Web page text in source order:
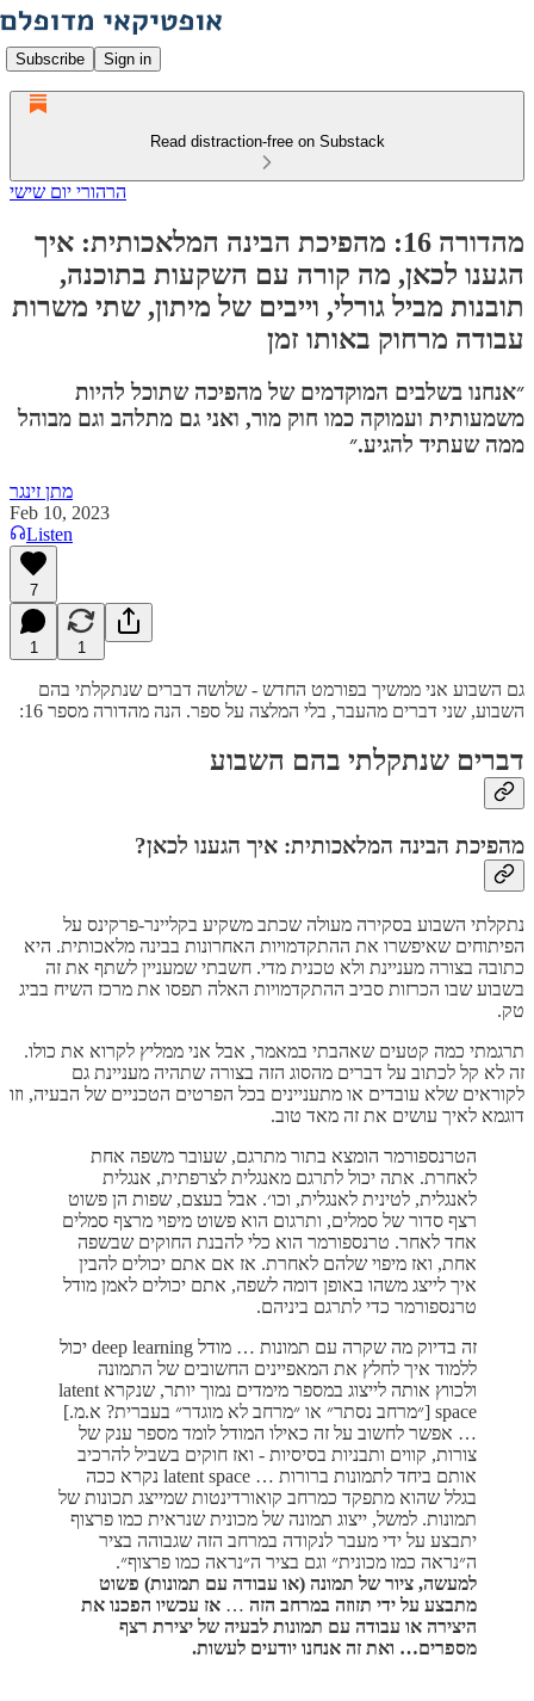
Subscribe Sign in
Read distraction-free on Substack
הרהורי יום שישי
מהדורה 16: מהפיכת הבינה המלאכותית: איך
הגענו לכאן, מה קורה עם השקעות בתוכנה,
תובנות מביל גורלי, וייבים של מיתון, שתי משרות
עבודה מרחוק באותו זמן
״אנחנו בשלבים המוקדמים של מהפיכה שתוכל להיות
משמעותית ועמוקה כמו חוק מור, ואני גם מתלהב וגם מבוהל
ממה שעתיד להגיע.״
מתן זינגר
Feb 10, 2023
Listen
7
1 1
גם השבוע אני ממשיך בפורמט החדש - שלושה דברים שנתקלתי בהם
השבוע, שני דברים מהעבר, בלי המלצה על ספר. הנה מהדורה מספר 16:
דברים שנתקלתי בהם השבוע
מהפיכת הבינה המלאכותית: איך הגענו לכאן?
נתקלתי השבוע בסקירה מעולה שכתב משקיע בקליינר-פרקינס על
הפיתוחים שאיפשרו את ההתקדמויות האחרונות בבינה מלאכותית. היא
כתובה בצורה מעניינת ולא טכנית מדי. חשבתי שמעניין לשתף את זה
בשבוע שבו הכרזות סביב ההתקדמויות האלה תפסו את מרכז השיח בביג
טק.
תרגמתי כמה קטעים שאהבתי במאמר, אבל אני ממליץ לקרוא את כולו.
זה לא קל לכתוב על דברים מהסוג הזה בצורה שתהיה מעניינת גם
לקוראים שלא עובדים או מתעניינים בכל הפרטים הטכניים של הבעיה, וזו
דוגמא לאיך עושים את זה מאד טוב.
הטרנספורמר הומצא בתור מתרגם, שעובר משפה אחת
לאחרת. אתה יכול לתרגם מאנגלית לצרפתית, אנגלית
לאנגלית, לטינית לאנגלית, וכו׳. אבל בעצם, שפות הן פשוט
רצף סדור של סמלים, ותרגום הוא פשוט מיפוי מרצף סמלים
אחד לאחר. טרנספורמר הוא כלי להבנת החוקים שבשפה
אחת, ואז מיפוי שלהם לאחרת. אז אם אתם יכולים להבין
איך לייצג משהו באופן דומה לשפה, אתם יכולים לאמן מודל
טרנספורמר כדי לתרגם ביניהם.
זה בדיוק מה שקרה עם תמונות … מודל deep learning יכול
ללמוד איך לחלץ את המאפיינים החשובים של התמונה
ולכווץ אותה לייצוג במספר מימדים נמוך יותר, שנקרא latent
space [״מרחב נסתר״ או ״מרחב לא מוגדר״ בעברית? א.מ.]
… אפשר לחשוב על זה כאילו המודל לומד מספר ענק של
צורות, קווים ותבניות בסיסיות - ואז חוקים בשביל להרכיב
אותם ביחד לתמונות ברורות … latent space נקרא ככה
בגלל שהוא מתפקד כמרחב קואורדינטות שמייצג תכונות של
תמונות. למשל, ייצוג תמונה של מכונית שנראית כמו פרצוף
יתבצע על ידי מעבר לנקודה במרחב הזה שגבוהה בציר
ה״נראה כמו מכונית״ וגם בציר ה״נראה כמו פרצוף״.
למעשה, ציור של תמונה (או עבודה עם תמונות) פשוט
מתבצע על ידי תזוזה במרחב הזה … אז עכשיו הפכנו את
היצירה או עבודה עם תמונות לבעיה של יצירת רצף
מספרים… ואת זה אנחנו יודעים לעשות.